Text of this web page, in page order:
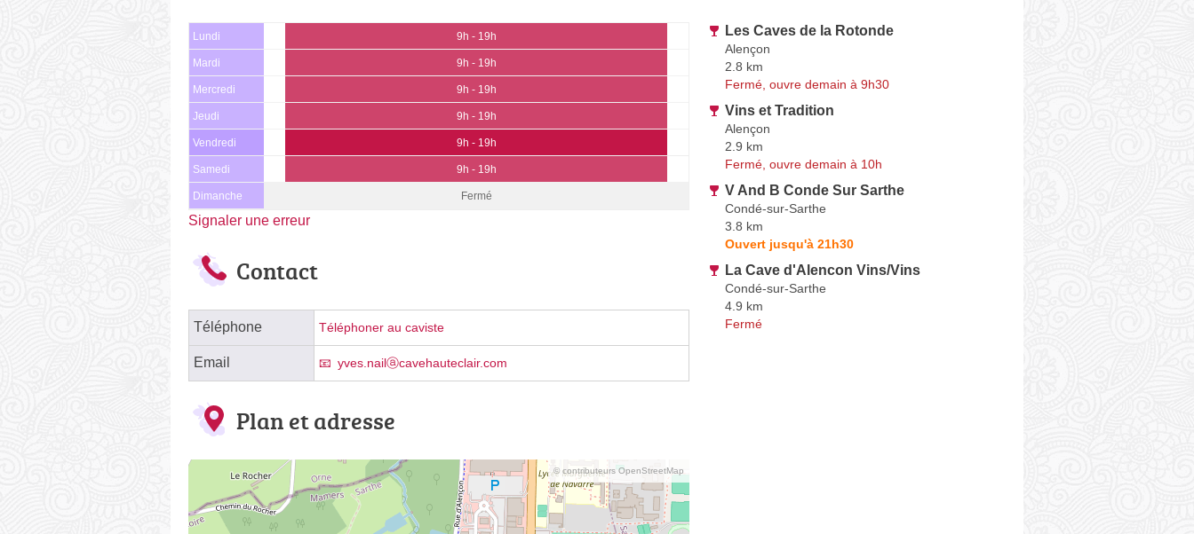
Lundi 9h - 19h
Mardi 9h - 19h
Mercredi 9h - 19h
Jeudi 9h - 19h
Vendredi 9h - 19h
Samedi 9h - 19h
Dimanche Fermé
Signaler une erreur
Contact
Téléphone Téléphoner au caviste
Email yves.nailⓐcavehauteclair.com
Plan et adresse
© contributeurs OpenStreetMap
Les Caves de la Rotonde
Alençon
2.8 km
Fermé, ouvre demain à 9h30
Vins et Tradition
Alençon
2.9 km
Fermé, ouvre demain à 10h
V And B Conde Sur Sarthe
Condé-sur-Sarthe
3.8 km
Ouvert jusqu'à 21h30
La Cave d'Alencon Vins/Vins
Condé-sur-Sarthe
4.9 km
Fermé